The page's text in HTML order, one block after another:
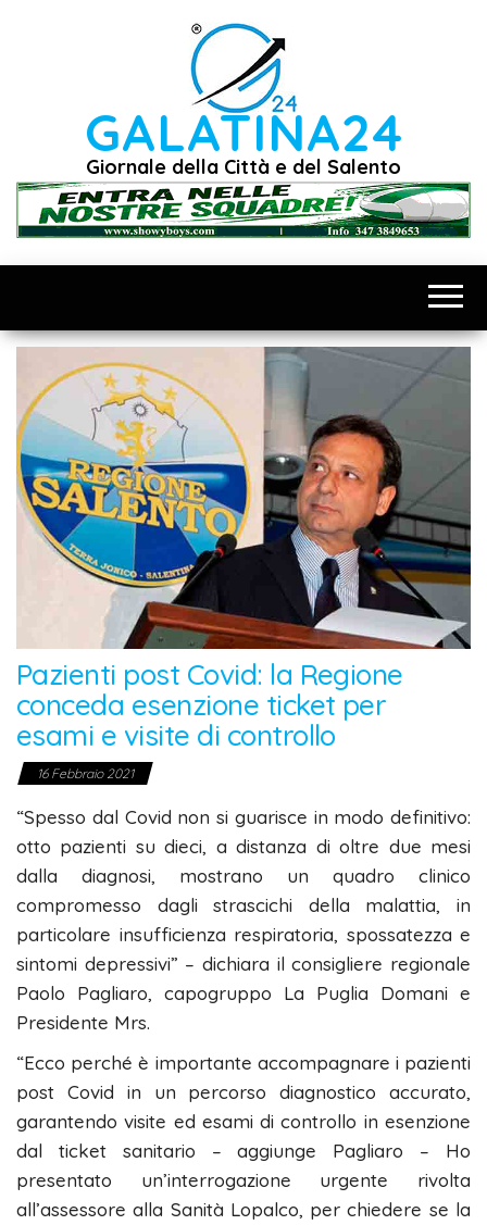
GALATINA24
Giornale della Città e del Salento
Pazienti post Covid: la Regione
conceda esenzione ticket per
esami e visite di controllo
16 Febbraio 2021
“Spesso dal Covid non si guarisce in modo definitivo:
otto pazienti su dieci, a distanza di oltre due mesi
dalla diagnosi, mostrano un quadro clinico
compromesso dagli strascichi della malattia, in
particolare insufficienza respiratoria, spossatezza e
sintomi depressivi” – dichiara il consigliere regionale
Paolo Pagliaro, capogruppo La Puglia Domani e
Presidente Mrs.
“Ecco perché è importante accompagnare i pazienti
post Covid in un percorso diagnostico accurato,
garantendo visite ed esami di controllo in esenzione
dal ticket sanitario – aggiunge Pagliaro – Ho
presentato un’interrogazione urgente rivolta
all’assessore alla Sanità Lopalco, per chiedere se la